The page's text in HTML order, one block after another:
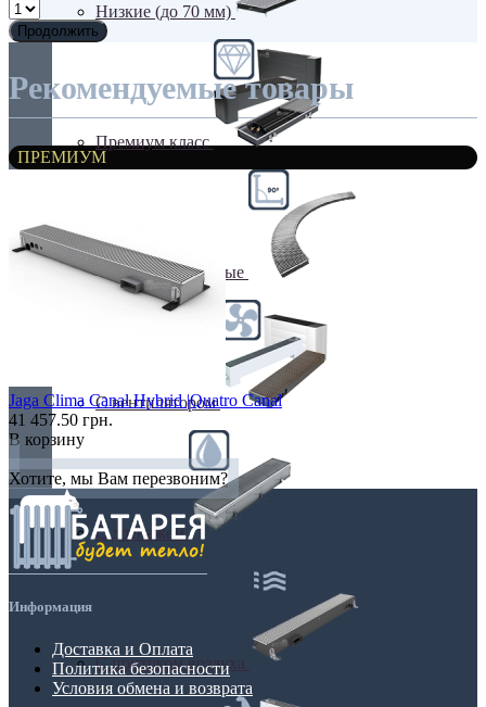
Низкие (до 70 мм)
Премиум класс
Радиусные/Угловые
С вентилятором
С дренажем
С притоком воздуха
Продолжить
Рекомендуемые товары
ПРЕМИУМ
Jaga Clima Canal Hybrid |Quatro Canal
41 457.50 грн.
В корзину
Хотите, мы Вам перезвоним?
Информация
Доставка и Оплата
Политика безопасности
Условия обмена и возврата